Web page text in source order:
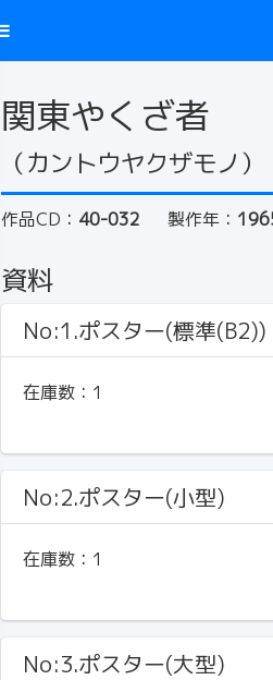
関東やくざ者
（カントウヤクザモノ）
作品CD： 40-032 製作年：
資料
No:1.ポスター(標準(B2))
在庫数： 1
No:2.ポスター(小型)
在庫数： 1
No:3.ポスター(大型)